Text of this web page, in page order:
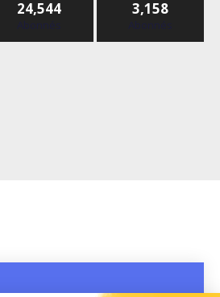
24,544
Abonnés
3,158
Abonnés